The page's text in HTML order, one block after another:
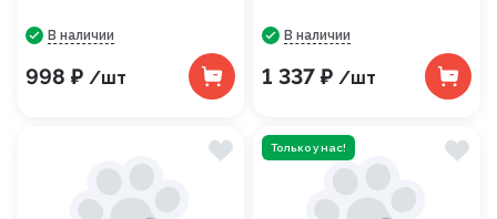
В наличии
998 ₽ /шт
В наличии
1 337 ₽ /шт
Только у нас!